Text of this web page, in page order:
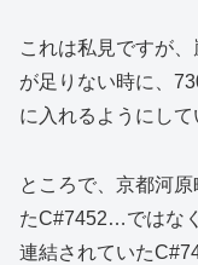
これは私見ですが
が足りない時に、
に入れるようにして
ところで、京都河
たC#7452…ではな
連結されていた